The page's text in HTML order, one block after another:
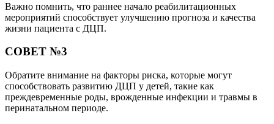
Важно помнить, что раннее начало реабилитационных
мероприятий способствует улучшению прогноза и качества
жизни пациента с ДЦП.
СОВЕТ №3
Обратите внимание на факторы риска, которые могут
способствовать развитию ДЦП у детей, такие как
преждевременные роды, врожденные инфекции и травмы в
перинатальном периоде.